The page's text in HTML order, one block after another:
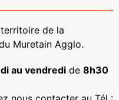
territoire de la
Muretain Agglo.
au vendredi de 8h30